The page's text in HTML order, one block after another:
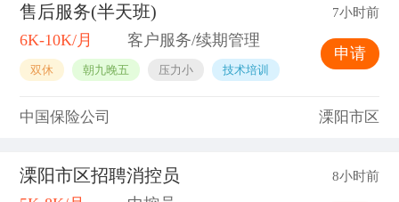
售后服务(半天班) 7小时前
6K-10K/月 客户服务/续期管理
双休 朝九晚五 压力小 技术培训
申请
中国保险公司 溧阳市区
溧阳市区招聘消控员 8小时前